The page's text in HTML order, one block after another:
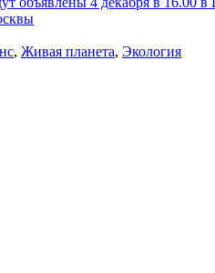
, Живая планета, Экология